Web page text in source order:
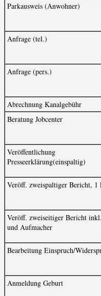
Parkausweis (Anwohner)
Anfrage (tel.)
Anfrage (pers.)
Abrechnung Kanalgebühr
Beratung Jobcenter
Veröffentlichung
Presseerklärung(einspaltig)
Veröff. zweispaltiger Bericht, 1
Veröff. zweiseitiger Bericht
und Aufmacher
Bearbeitung Einspruch/
Anmeldung Geburt